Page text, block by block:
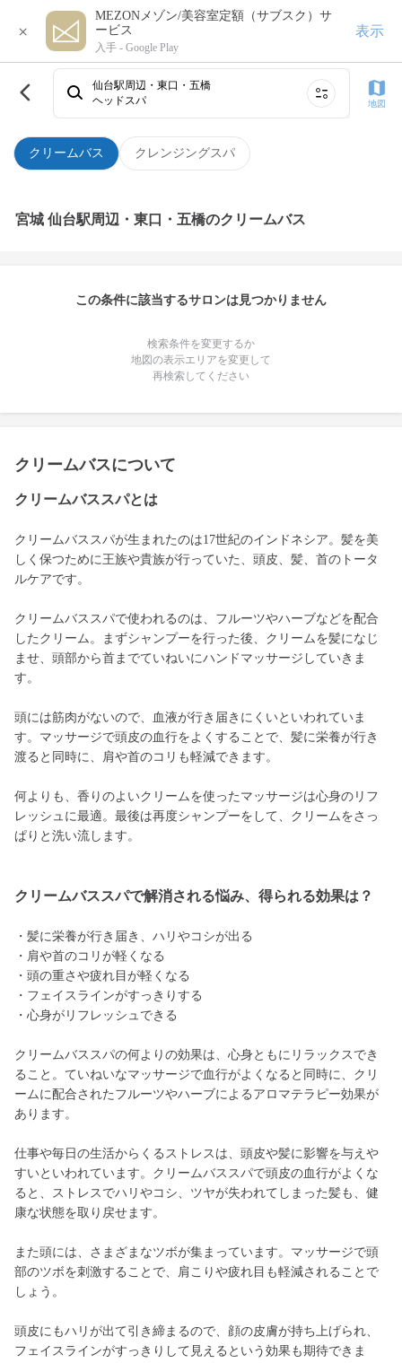
×
MEZONメゾン/美容室定額（サブスク）サ
ービス
入手 - Google Play
表示
クリームバス クレンジングスパ
仙台駅周辺・東口・五橋
ヘッドスパ
地図
宮城 仙台駅周辺・東口・五橋のクリームバス
この条件に該当するサロンは見つかりません
検索条件を変更するか
地図の表示エリアを変更して
再検索してください
クリームバスについて
クリームバススパとは
クリームバススパが生まれたのは17世紀のインドネシア。髪を美
しく保つために王族や貴族が行っていた、頭皮、髪、首のトータ
ルケアです。
クリームバススパで使われるのは、フルーツやハーブなどを配合
したクリーム。まずシャンプーを行った後、クリームを髪になじ
ませ、頭部から首までていねいにハンドマッサージしていきま
す。
頭には筋肉がないので、血液が行き届きにくいといわれていま
す。マッサージで頭皮の血行をよくすることで、髪に栄養が行き
渡ると同時に、肩や首のコリも軽減できます。
何よりも、香りのよいクリームを使ったマッサージは心身のリフ
レッシュに最適。最後は再度シャンプーをして、クリームをさっ
ぱりと洗い流します。
クリームバススパで解消される悩み、得られる効果は？
・髪に栄養が行き届き、ハリやコシが出る
・肩や首のコリが軽くなる
・頭の重さや疲れ目が軽くなる
・フェイスラインがすっきりする
・心身がリフレッシュできる
クリームバススパの何よりの効果は、心身ともにリラックスでき
ること。ていねいなマッサージで血行がよくなると同時に、クリ
ームに配合されたフルーツやハーブによるアロマテラピー効果が
あります。
仕事や毎日の生活からくるストレスは、頭皮や髪に影響を与えや
すいといわれています。クリームバススパで頭皮の血行がよくな
ると、ストレスでハリやコシ、ツヤが失われてしまった髪も、健
康な状態を取り戻せます。
また頭には、さまざまなツボが集まっています。マッサージで頭
部のツボを刺激することで、肩こりや疲れ目も軽減されることで
しょう。
頭皮にもハリが出て引き締まるので、顔の皮膚が持ち上げられ、
フェイスラインがすっきりして見えるという効果も期待できま